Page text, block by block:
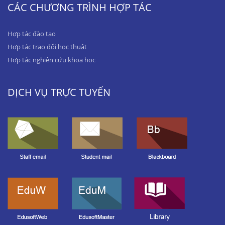
CÁC CHƯƠNG TRÌNH HỢP TÁC
Hợp tác đào tạo
Hợp tác trao đổi học thuật
Hợp tác nghiên cứu khoa học
DỊCH VỤ TRỰC TUYẾN